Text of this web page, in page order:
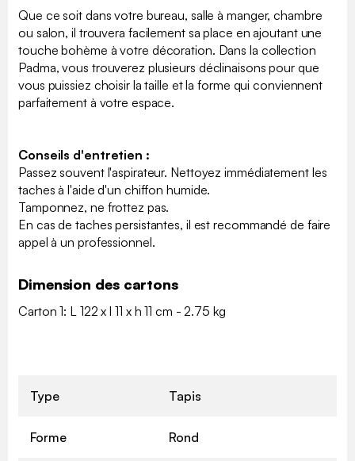
Que ce soit dans votre bureau, salle à manger, chambre
ou salon, il trouvera facilement sa place en ajoutant une
touche bohème à votre décoration. Dans la collection
Padma, vous trouverez plusieurs déclinaisons pour que
vous puissiez choisir la taille et la forme qui conviennent
parfaitement à votre espace.
Conseils d'entretien :
Passez souvent l'aspirateur. Nettoyez immédiatement les
taches à l'aide d'un chiffon humide.
Tamponnez, ne frottez pas.
En cas de taches persistantes, il est recommandé de faire
appel à un professionnel.
Dimension des cartons
Carton 1: L 122 x l 11 x h 11 cm - 2.75 kg
Type Tapis
Forme Rond